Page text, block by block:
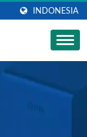
INDONESIA